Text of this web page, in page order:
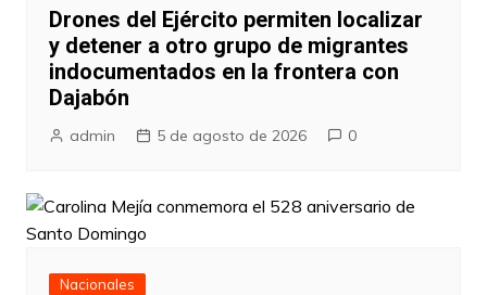
Drones del Ejército permiten localizar
y detener a otro grupo de migrantes
indocumentados en la frontera con
Dajabón
admin 5 de agosto de 2026 0
Nacionales